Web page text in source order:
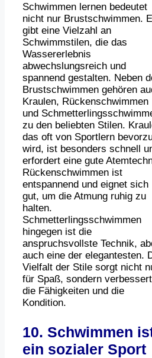
Schwimmen lernen bedeutet
nicht nur Brustschwimmen.
gibt eine Vielzahl an
Schwimmstilen, die das
Wassererlebnis
abwechslungsreich und
spannend gestalten. Neben
Brustschwimmen gehören
Kraulen, Rückenschwimmen
und
zu den beliebten Stilen.
das oft von Sportlern
wird, ist besonders schnell
erfordert eine gute
Rückenschwimmen ist
entspannend und eignet sich
gut, um die Atmung ruhig zu
halten.
Schmetterlingsschwimmen
hingegen ist die
anspruchsvollste Technik,
auch eine der elegantesten.
Vielfalt der Stile sorgt nicht
für Spaß, sondern verbessert
die Fähigkeiten und die
Kondition.
10. Schwimmen
ein sozialer Sport